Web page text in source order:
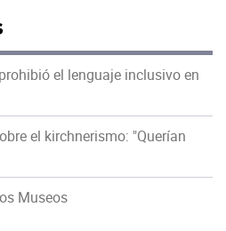
el lenguaje inclusivo en
el kirchnerismo: "Querían
Museos